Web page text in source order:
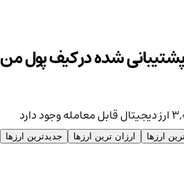
شده در کیف پول من
ارزها ارزان ترین ارزها جدیدترین ارزها